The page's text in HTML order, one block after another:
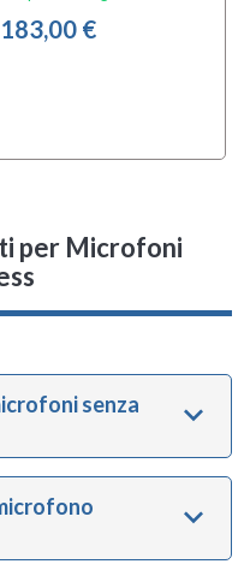
183,00 €
per Microfoni
senza